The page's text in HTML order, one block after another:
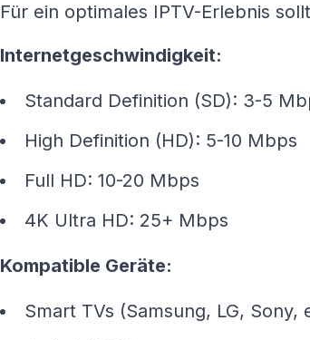
Für ein optimales IPTV-Erlebnis
Internetgeschwindigkeit:
Standard Definition (SD): 3-5
High Definition (HD): 5-10 Mbps
Full HD: 10-20 Mbps
4K Ultra HD: 25+ Mbps
Kompatible Geräte:
Smart TVs (Samsung, LG, Sony,